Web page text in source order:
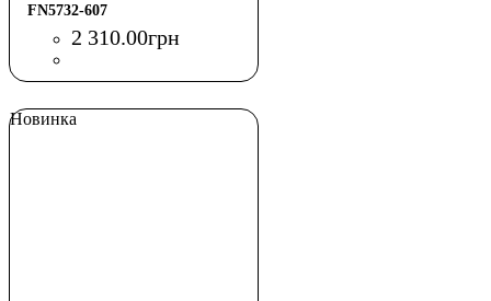
FN5732-607
2 310.00грн
Новинка